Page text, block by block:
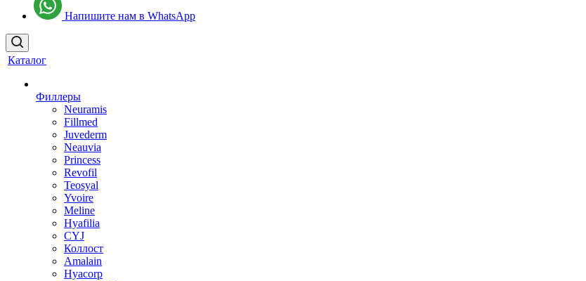
Напишите нам в WhatsApp
Каталог
Филлеры
Neuramis
Fillmed
Juvederm
Neauvia
Princess
Revofil
Teosyal
Yvoire
Meline
Hyafilia
CYJ
Коллост
Amalain
Hyacorp